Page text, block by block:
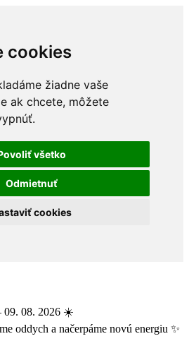
cookies
žiadne vaše
ak chcete, môžete
všetko
Odmietnuť
cookies
09. 08. 2026 ☀️
oddych a načerpáme novú energiu ✨